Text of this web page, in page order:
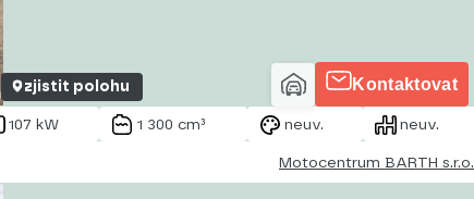
zjistit polohu Kontaktovat
107 kW 1 300 cm³ neuv. neuv.
Motocentrum BARTH s.r.o.